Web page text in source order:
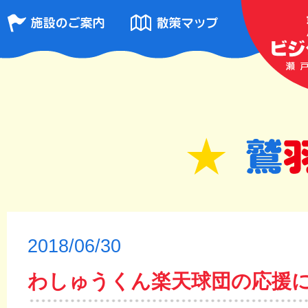
2018/06/30
わしゅうくん楽天球団の応援